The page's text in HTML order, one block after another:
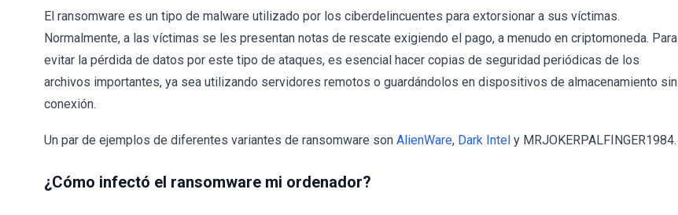
El ransomware es un tipo de malware utilizado por los ciberdelincuentes para extorsionar a sus víctimas.
Normalmente, a las víctimas se les presentan notas de rescate exigiendo el pago, a menudo en criptomoneda. Para
evitar la pérdida de datos por este tipo de ataques, es esencial hacer copias de seguridad periódicas de los
archivos importantes, ya sea utilizando servidores remotos o guardándolos en dispositivos de almacenamiento sin
conexión.
Un par de ejemplos de diferentes variantes de ransomware son AlienWare, Dark Intel y MRJOKERPALFINGER1984.
¿Cómo infectó el ransomware mi ordenador?